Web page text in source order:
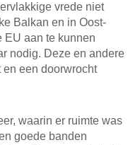
vrede niet
Balkan en in Oost-
EU aan te kunnen
nodig. Deze en andere
een doorwrocht
waarin er ruimte was
goede banden